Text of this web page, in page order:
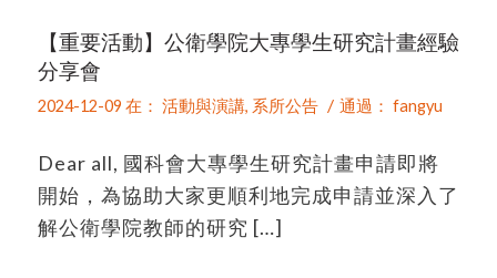
【重要活動】公衛學院大專學生研究計畫經驗
分享會
2024-12-09 在： 活動與演講, 系所公告 / 通過： fangyu
Dear all, 國科會大專學生研究計畫申請即將
開始，為協助大家更順利地完成申請並深入了
解公衛學院教師的研究 […]